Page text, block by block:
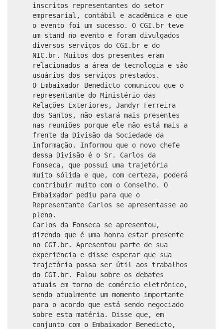
inscritos representantes do setor
empresarial, contábil e acadêmica e que
o evento foi um sucesso. O CGI.br teve
um stand no evento e foram divulgados
diversos serviços do CGI.br e do
NIC.br. Muitos dos presentes eram
relacionados a área de tecnologia e são
usuários dos serviços prestados.
O Embaixador Benedicto comunicou que o
representante do Ministério das
Relações Exteriores, Jandyr Ferreira
dos Santos, não estará mais presentes
nas reuniões porque ele não está mais a
frente da Divisão da Sociedade da
Informação. Informou que o novo chefe
dessa Divisão é o Sr. Carlos da
Fonseca, que possui uma trajetória
muito sólida e que, com certeza, poderá
contribuir muito com o Conselho. O
Embaixador pediu para que o
Representante Carlos se apresentasse ao
pleno.
Carlos da Fonseca se apresentou,
dizendo que é uma honra estar presente
no CGI.br. Apresentou parte de sua
experiência e disse esperar que sua
trajetória possa ser útil aos trabalhos
do CGI.br. Falou sobre os debates
atuais em torno de comércio eletrônico,
sendo atualmente um momento importante
para o acordo que está sendo negociado
sobre esta matéria. Disse que, em
conjunto com o Embaixador Benedicto,